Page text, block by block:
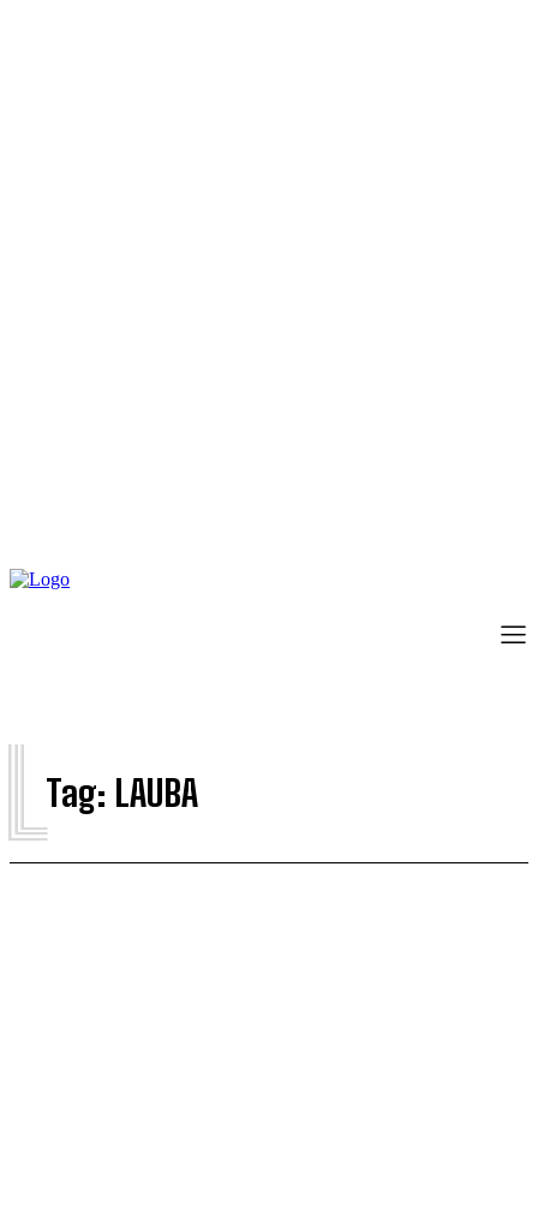
Tag: LAUBA
L